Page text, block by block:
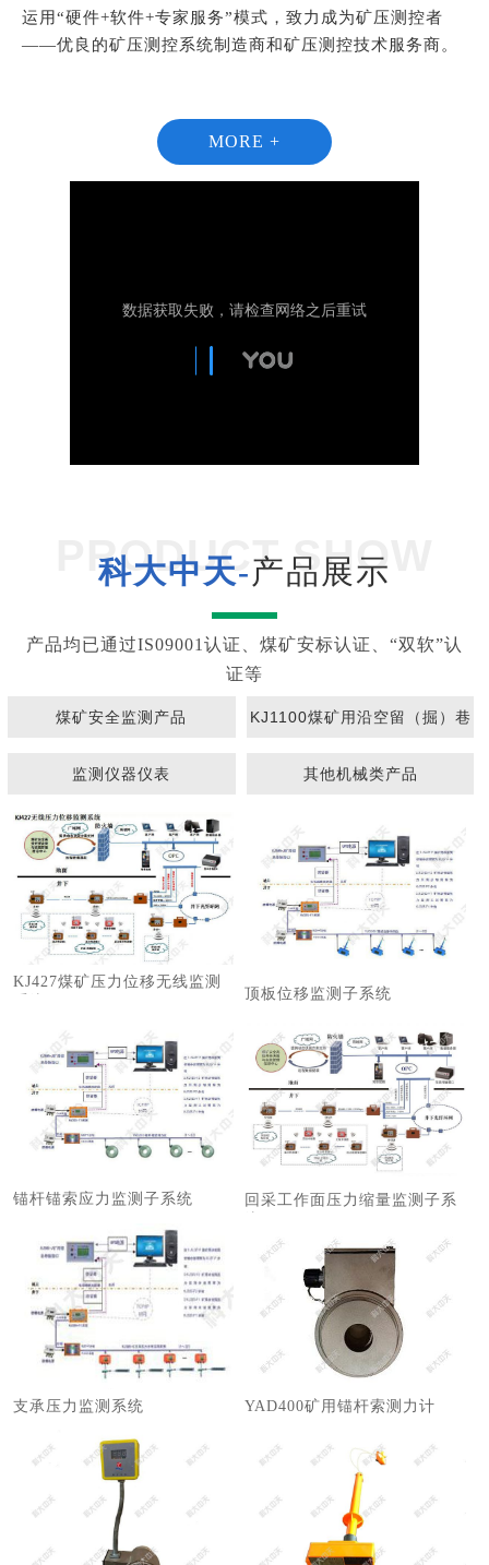
1 2
运用“硬件+软件+专家服务”模式，致力成为矿压测控者
——优良的矿压测控系统制造商和矿压测控技术服务商。
MORE +
PRODUCT SHOW
科大中天-产品展示
产品均已通过IS09001认证、煤矿安标认证、“双软”认
证等
煤矿安全监测产品 KJ1100煤矿用沿空留（掘）巷
监测仪器仪表
其他机械类产品
KJ427煤矿压力位移无线监测
顶板位移监测子系统
锚杆锚索应力监测子系统
回采工作面压力缩量监测子系
支承压力监测系统 YAD400矿用锚杆索测力计